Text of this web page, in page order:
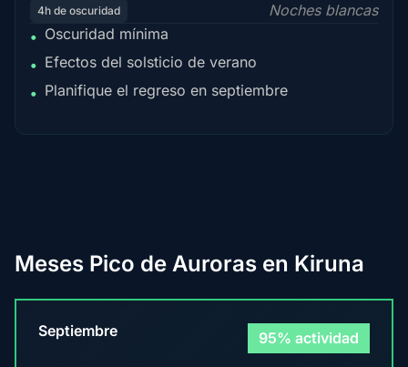
4h de oscuridad
Noches blancas
• Oscuridad mínima
• Efectos del solsticio de verano
• Planifique el regreso en septiembre
Meses Pico de Auroras en Kiruna
Septiembre 95% actividad